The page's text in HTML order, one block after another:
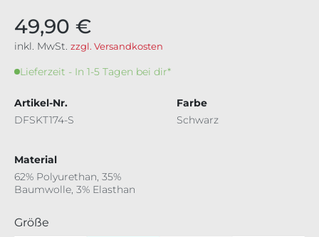
49,90 €
inkl. MwSt. zzgl. Versandkosten
Lieferzeit - In 1-5 Tagen bei dir*
Artikel-Nr.
DFSKT174-S
Farbe
Schwarz
Material
62% Polyurethan, 35%
Baumwolle, 3% Elasthan
Größe